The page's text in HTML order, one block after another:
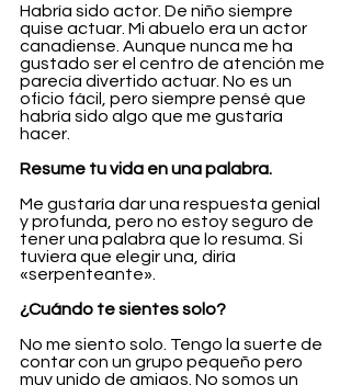
Habría sido actor. De niño siempre
quise actuar. Mi abuelo era un actor
canadiense. Aunque nunca me ha
gustado ser el centro de atención me
parecía divertido actuar. No es un
oficio fácil, pero siempre pensé que
habría sido algo que me gustaría
hacer.
Resume tu vida en una palabra.
Me gustaría dar una respuesta genial
y profunda, pero no estoy seguro de
tener una palabra que lo resuma. Si
tuviera que elegir una, diría
«serpenteante».
¿Cuándo te sientes solo?
No me siento solo. Tengo la suerte de
contar con un grupo pequeño pero
muy unido de amigos. No somos un